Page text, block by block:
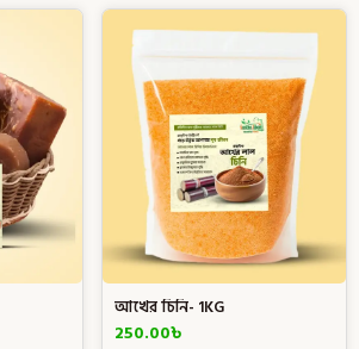
আখের চিনি- 1KG
250.00৳